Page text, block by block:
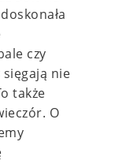
czy
nie
także
O